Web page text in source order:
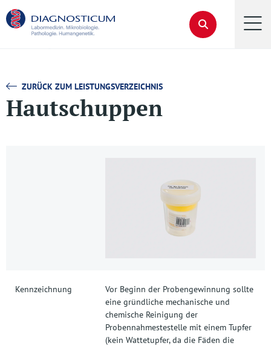
ZURÜCK ZUM LEISTUNGSVERZEICHNIS
Hautschuppen
Kennzeichnung
Vor Beginn der Probengewinnung sollte
eine gründliche mechanische und
chemische Reinigung der
Probennahmestestelle mit einem Tupfer
(kein Wattetupfer, da die Fäden die